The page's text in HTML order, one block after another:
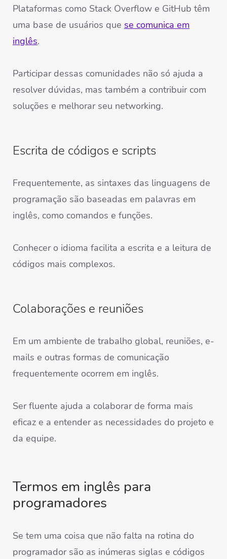
Plataformas como Stack Overflow e GitHub têm
uma base de usuários que se comunica em
inglês.
Participar dessas comunidades não só ajuda a
resolver dúvidas, mas também a contribuir com
soluções e melhorar seu networking.
Escrita de códigos e scripts
Frequentemente, as sintaxes das linguagens de
programação são baseadas em palavras em
inglês, como comandos e funções.
Conhecer o idioma facilita a escrita e a leitura de
códigos mais complexos.
Colaborações e reuniões
Em um ambiente de trabalho global, reuniões, e-
mails e outras formas de comunicação
frequentemente ocorrem em inglês.
Ser fluente ajuda a colaborar de forma mais
eficaz e a entender as necessidades do projeto e
da equipe.
Termos em inglês para
programadores
Se tem uma coisa que não falta na rotina do
programador são as inúmeras siglas e códigos